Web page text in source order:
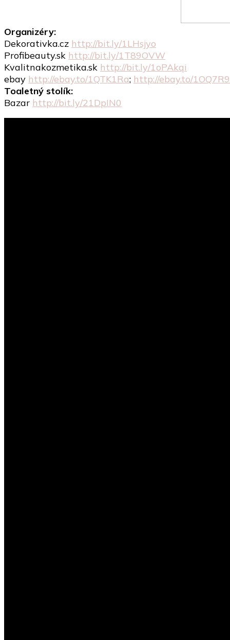
Organizéry:
Dekorativka.cz http://bit.ly/1LHsjyo
Profibeauty.sk http://bit.ly/1T89OVW
Kvalitnakozmetika.sk http://bit.ly/1oPAkqi
ebay http://ebay.to/1QTK1Ra; http://ebay.to/
Toaletný stolík:
Bazar http://bit.ly/21DpIN0